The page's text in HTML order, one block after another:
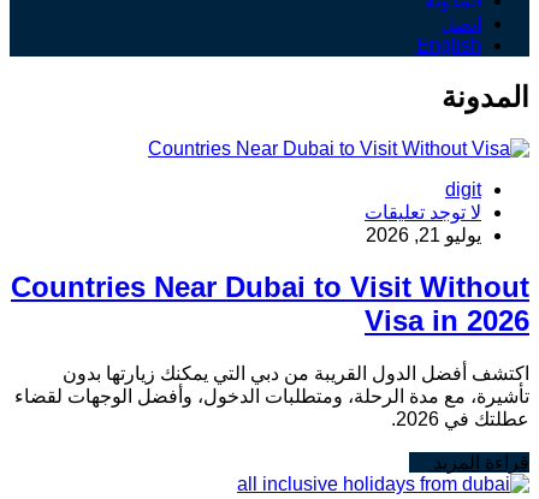
اتصل
English
المدونة
digit
لا توجد تعليقات
يوليو 21, 2026
Countries Near Dubai to Visit Without
Visa in 2026
اكتشف أفضل الدول القريبة من دبي التي يمكنك زيارتها بدون
تأشيرة، مع مدة الرحلة، ومتطلبات الدخول، وأفضل الوجهات لقضاء
عطلتك في 2026.
قراءة المزيد